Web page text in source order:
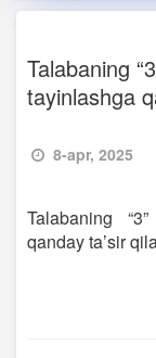
Talabaning
tayinlashga
8-apr, 2025
Talabaning
qanday ta’sir